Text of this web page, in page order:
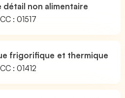
détail non alimentaire
: 01517
frigorifique et thermique
: 01412